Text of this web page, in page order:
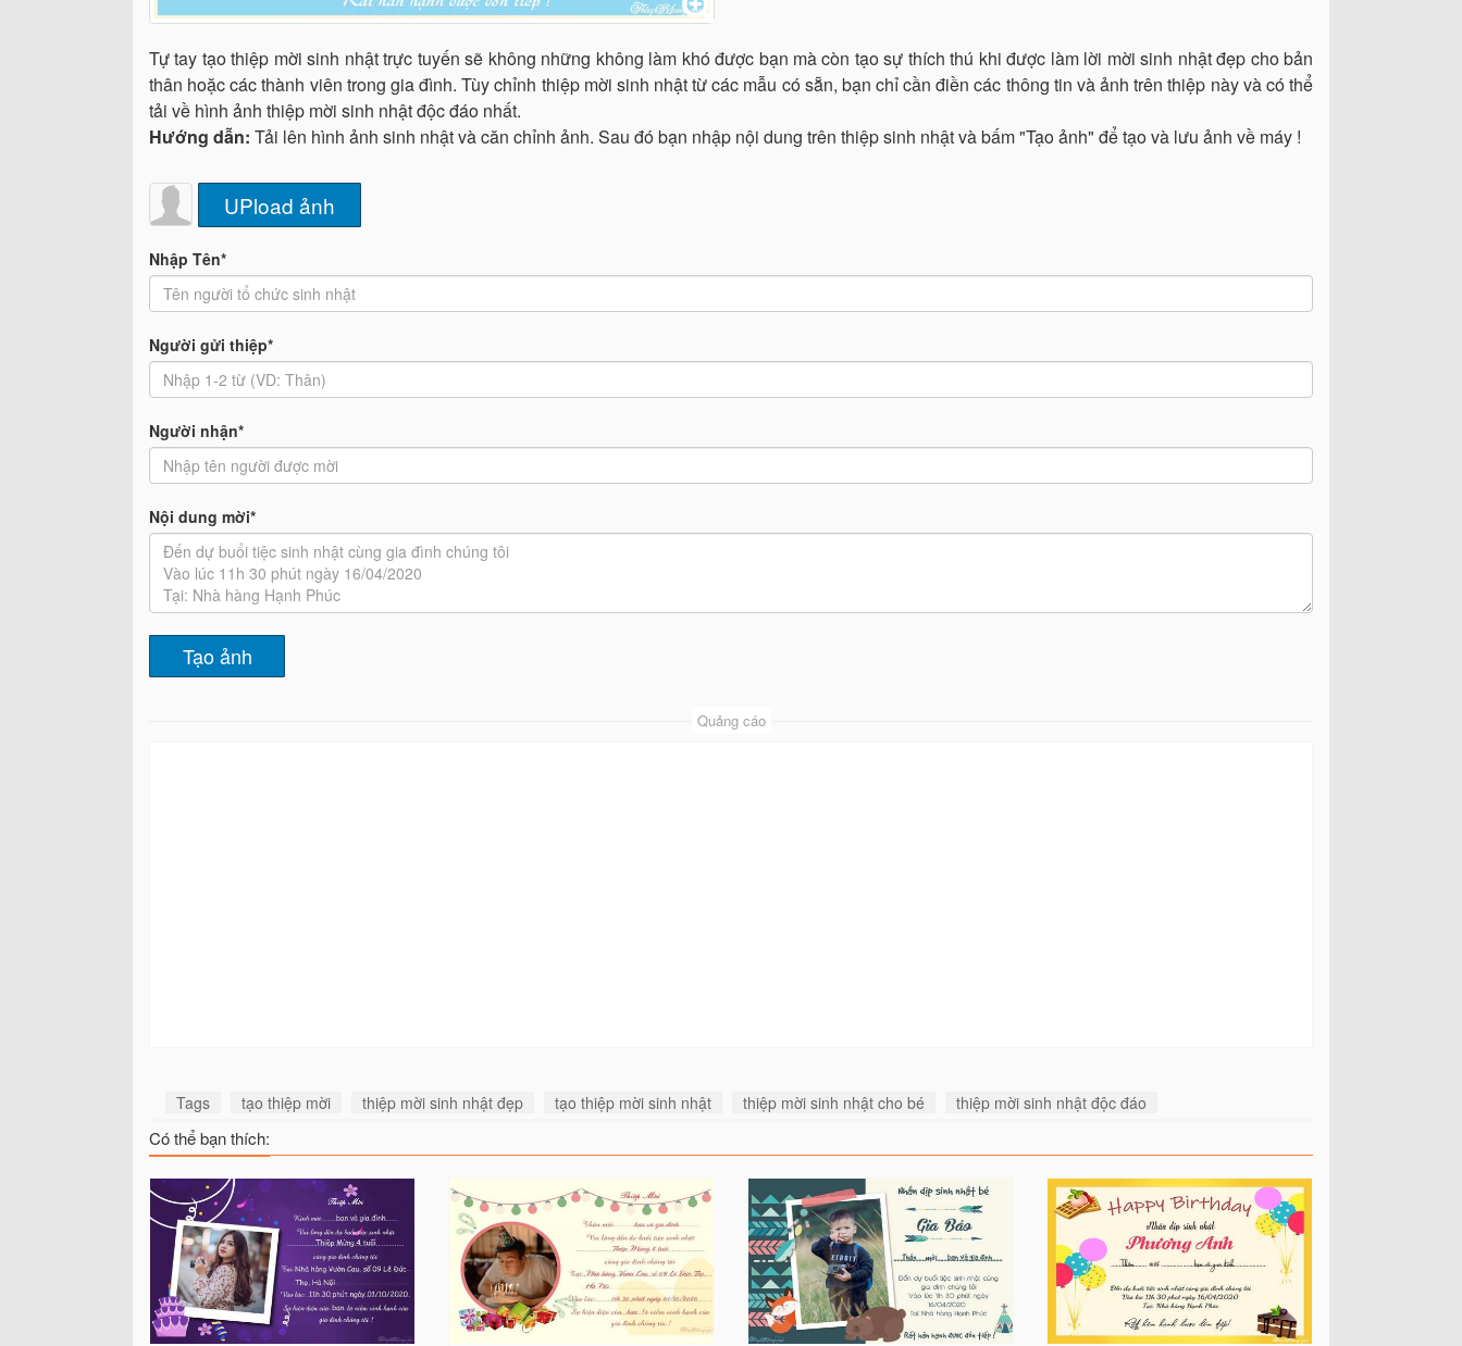
Tự tay tạo thiệp mời sinh nhật trực tuyến sẽ không những không làm khó được bạn mà còn tạo sự thích thú khi được làm lời mời sinh nhật đẹp cho bản
thân hoặc các thành viên trong gia đình. Tùy chỉnh thiệp mời sinh nhật từ các mẫu có sẵn, bạn chỉ cần điền các thông tin và ảnh trên thiệp này và có thể
tải về hình ảnh thiệp mời sinh nhật độc đáo nhất.
Hướng dẫn: Tải lên hình ảnh sinh nhật và căn chỉnh ảnh. Sau đó bạn nhập nội dung trên thiệp sinh nhật và bấm "Tạo ảnh" để tạo và lưu ảnh về máy !
UPload ảnh
Nhập Tên*
Người gửi thiệp*
Người nhận*
Nội dung mời*
Quảng cáo
Tags tạo thiệp mời thiệp mời sinh nhật đẹp tạo thiệp mời sinh nhật thiệp mời sinh nhật cho bé thiệp mời sinh nhật độc đáo
Có thể bạn thích: